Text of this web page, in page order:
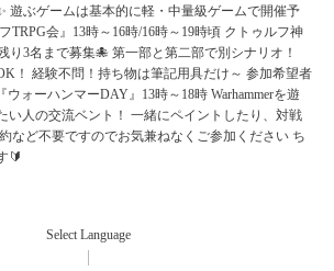
遊ぶゲームは基本的に軽・中量級ゲームで開催予
TRPG会』13時～16時/16時～19時頃 クトゥルフ神
り3名まで募集🐙 第一部と第二部で別シナリオ！
！ 経験不問！持ち物は筆記用具だけ～ 参加希望者
ォーハンマーDAY』13時～18時 Warhammerを遊
い人の交流ベント！ 一緒にペイントしたり、対戦
など不要ですのでお気兼ねなくご参加ください ち
🔰
Select Language